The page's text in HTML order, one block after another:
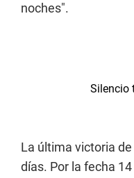
noches".
Silencio
La última victoria de
días. Por la fecha